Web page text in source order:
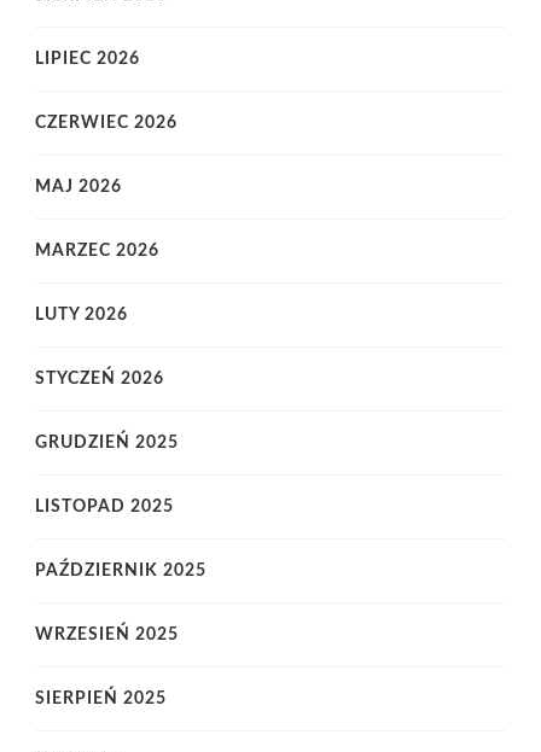
LIPIEC 2026
CZERWIEC 2026
MAJ 2026
MARZEC 2026
LUTY 2026
STYCZEŃ 2026
GRUDZIEŃ 2025
LISTOPAD 2025
PAŹDZIERNIK 2025
WRZESIEŃ 2025
SIERPIEŃ 2025